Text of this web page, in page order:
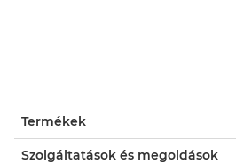
Termékek
Szolgáltatások és megoldások